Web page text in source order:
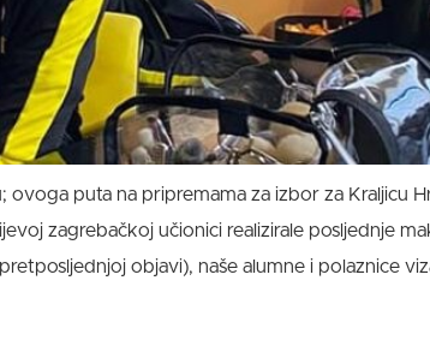
ovoga puta na pripremama za izbor za Kraljicu
zagrebačkoj učionici realizirale posljednje
objavi), naše alumne i polaznice